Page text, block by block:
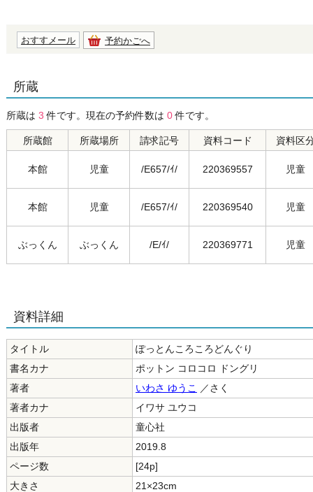
おすすメール 予約かごへ
所蔵
所蔵は 3 件です。現在の予約件数は 0件です。
所蔵館 所蔵場所 請求記号 資料コード 資料区
本館 児童 /E657/ｲ/ 220369557 児童
本館 児童 /E657/ｲ/ 220369540 児童
ぶっくん ぶっくん /E/ｲ/ 220369771 児童
資料詳細
タイトル
ぽっとんころころどんぐり
書名カナ
ポットン コロコロ ドングリ
著者
いわさ ゆうこ
／さく
著者カナ
イワサ ユウコ
出版者
童心社
出版年
2019.8
ページ数
[24p]
大きさ
21×23cm